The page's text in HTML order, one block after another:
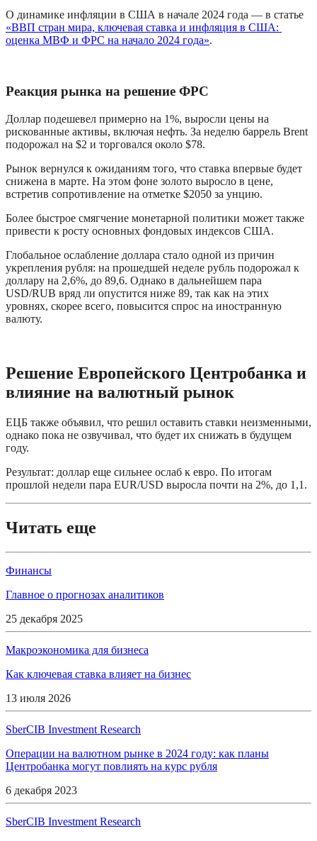
«ВВП стран мира, ключевая ставка и инфляция в США:
оценка МВФ и ФРС на начало 2024 года».
Реакция рынка на решение ФРС
Доллар подешевел примерно на 1%, выросли цены на
рискованные активы, включая нефть. За неделю баррель Brent
подорожал на $2 и торговался около $78.
Рынок вернулся к ожиданиям того, что ставка впервые будет
снижена в марте. На этом фоне золото выросло в цене,
встретив сопротивление на отметке $2050 за унцию.
Более быстрое смягчение монетарной политики может также
привести к росту основных фондовых индексов США.
Глобальное ослабление доллара стало одной из причин
укрепления рубля: на прошедшей неделе рубль подорожал к
доллару на 2,6%, до 89,6. Однако в дальнейшем пара
USD/RUB вряд ли опустится ниже 89, так как на этих
уровнях, скорее всего, повысится спрос на иностранную
валюту.
Решение Европейского Центробанка и
влияние на валютный рынок
ЕЦБ также объявил, что решил оставить ставки неизменными,
однако пока не озвучивал, что будет их снижать в будущем
году.
Результат: доллар еще сильнее ослаб к евро. По итогам
прошлой недели пара EUR/USD выросла почти на 2%, до 1,1.
Читать еще
Финансы
Главное о прогнозах аналитиков
25 декабря 2025
Макроэкономика для бизнеса
Как ключевая ставка влияет на бизнес
13 июля 2026
SberCIB Investment Research
Операции на валютном рынке в 2024 году: как планы
Центробанка могут повлиять на курс рубля
6 декабря 2023
SberCIB Investment Research